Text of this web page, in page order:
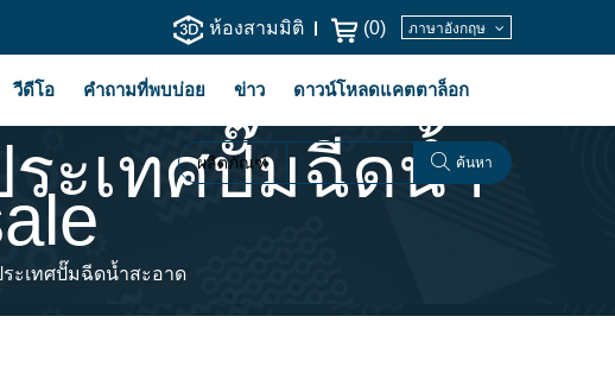
ห้องสามมิติ (0) ภาษาอังกฤษ
วีดีโอ คำถามที่พบบ่อย ข่าว ดาวน์โหลดแคตตาล็อก
ผลิตภัณฑ์ ค้นหา
ะเทศปั๊มฉีดน้ำ
ะเทศปั๊มฉีดน้ำสะอาด